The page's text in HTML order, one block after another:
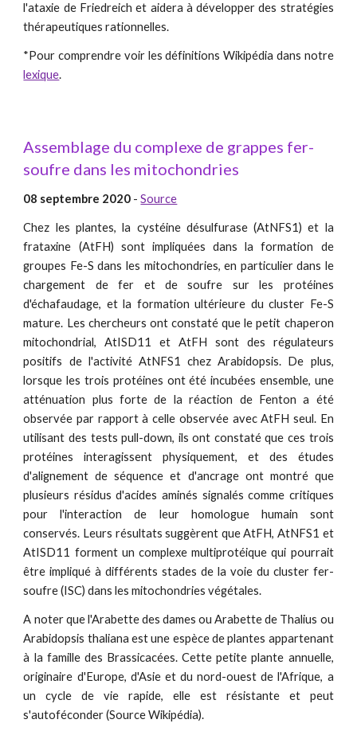
l'ataxie de Friedreich et aidera à développer des stratégies
thérapeutiques rationnelles.
*Pour comprendre voir les définitionsWikipédia dans notre
lexique.
Assemblage du complexe de grappes fer-
soufre dans les mitochondries
08 septembre 2020 -Source
Chez les plantes, la cystéine désulfurase (AtNFS1) et la
frataxine (AtFH) sont impliquées dans la formation de
groupes Fe-S dans les mitochondries, en particulier dans le
chargement de fer et de soufre sur les protéines
d'échafaudage, et la formation ultérieure du cluster Fe-S
mature. Les chercheurs ont constaté que le petit chaperon
mitochondrial, AtISD11 et AtFH sont des régulateurs
positifs de l'activité AtNFS1 chez Arabidopsis. De plus,
lorsque les trois protéines ont été incubées ensemble, une
atténuation plus forte de la réaction de Fenton a été
observée par rapport à celle observée avec AtFH seul. En
utilisant des tests pull-down, ils ont constaté que ces trois
protéines interagissent physiquement, et des études
d'alignement de séquence et d'ancrage ont montré que
plusieurs résidus d'acides aminés signalés comme critiques
pour l'interaction de leur homologue humain sont
conservés. Leurs résultats suggèrent que AtFH, AtNFS1 et
AtISD11 forment un complexe multiprotéique qui pourrait
être impliqué à différents stades de la voie du cluster fer-
soufre (ISC) dans les mitochondries végétales.
A noter que l'Arabette des dames ou Arabette de Thalius ou
Arabidopsis thaliana est une espèce de plantes appartenant
à la famille des Brassicacées. Cette petite plante annuelle,
originaire d'Europe, d'Asie et du nord-ouest de l'Afrique, a
un cycle de vie rapide, elle est résistante et peut
s'autoféconder (Source Wikipédia).